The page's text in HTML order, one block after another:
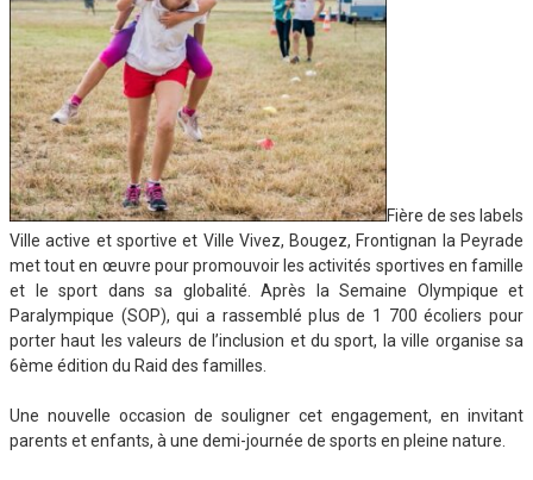
Fière de ses labels
Ville active et sportive et Ville Vivez, Bougez, Frontignan la Peyrade
met tout en œuvre pour promouvoir les activités sportives en famille
et le sport dans sa globalité. Après la Semaine Olympique et
Paralympique (SOP), qui a rassemblé plus de 1 700 écoliers pour
porter haut les valeurs de l’inclusion et du sport, la ville organise sa
6ème édition du Raid des familles.
Une nouvelle occasion de souligner cet engagement, en invitant
parents et enfants, à une demi-journée de sports en pleine nature.